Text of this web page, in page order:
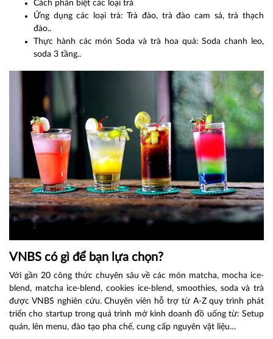
Cách phân biệt các loại trà
Ứng dụng các loại trà: Trà đào, trà đào cam sả, trà thạch
đào..
Thực hành các món Soda và trà hoa quả: Soda chanh leo,
soda 3 tầng..
VNBS có gì để bạn lựa chọn?
Với gần 20 công thức chuyên sâu về các món matcha, mocha ice-
blend, matcha ice-blend, cookies ice-blend, smoothies, soda và trà
được VNBS nghiên cứu. Chuyên viên hỗ trợ từ A-Z quy trình phát
triển cho startup trong quá trình mở kinh doanh đồ uống từ: Setup
quán, lên menu, đào tạo pha chế, cung cấp nguyên vật liệu…